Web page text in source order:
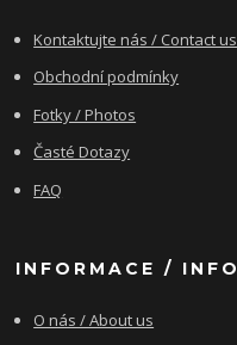
Kontaktujte nás / Contact us
Obchodní podmínky
Fotky / Photos
Časté Dotazy
FAQ
INFORMACE /
O nás / About us